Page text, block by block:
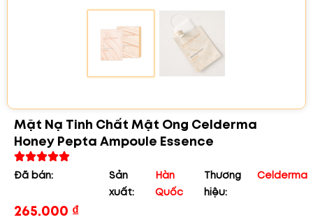
Mặt Nạ Tinh Chất Mật Ong Celderma
Honey Pepta Ampoule Essence
Đã bán:
Sản
xuất:
Hàn
Quốc
Thương
hiệu:
Celderma
265.000 ₫